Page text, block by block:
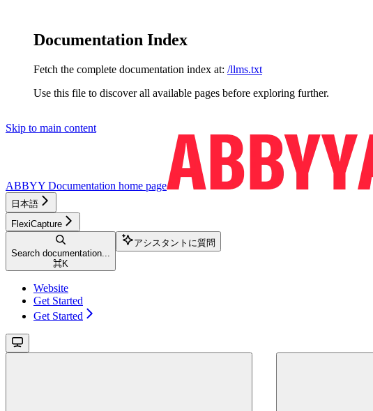
Documentation Index
Fetch the complete documentation index at: /llms.txt
Use this file to discover all available pages before exploring further.
Skip to main content
ABBYY Documentation home page
日本語
FlexiCapture
Search documentation...
⌘K
アシスタントに質問
Website
Get Started
Get Started